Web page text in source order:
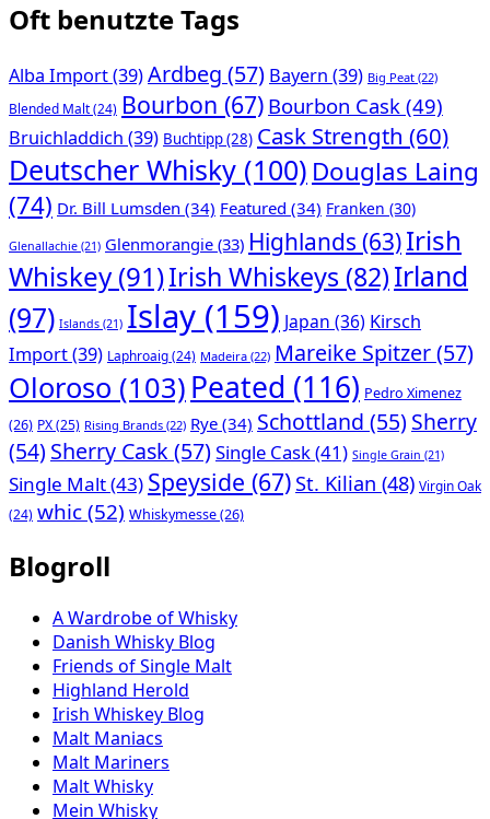
Oft benutzte Tags
Alba Import(39)Ardbeg (57) Bayern (39) Big Peat (22)
Blended Malt(24) Bourbon (67) Bourbon Cask (49)
Bruichladdich (39) Buchtipp(28) Cask Strength (60)
Deutscher Whisky (100) Douglas Laing
(74) Dr. Bill Lumsden (34) Featured (34) Franken (30)
Glenallachie (21) Glenmorangie (33) Highlands (63)Irish
Whiskey(91)Irish Whiskeys (82)Irland
(97) Islands (21) Islay (159) Japan (36) Kirsch
Import(39) Laphroaig(24) Madeira (22) Mareike Spitzer(57)
Oloroso (103) Peated (116) Pedro Ximenez
(26) PX(25) Rising Brands (22) Rye (34) Schottland (55) Sherry
(54) Sherry Cask(57)Single Cask(41) Single Grain (21)
Single Malt(43) Speyside (67) St. Kilian (48) Virgin Oak
(24) whic(52) Whiskymesse(26)
Blogroll
A Wardrobe of Whisky
Danish Whisky Blog
Friends of Single Malt
Highland Herold
Irish Whiskey Blog
Malt Maniacs
Malt Mariners
Malt Whisky
Mein Whisky